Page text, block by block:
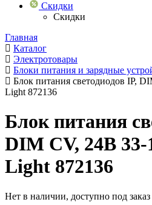
Скидки
Скидки
Главная
Каталог
Электротовары
Блоки питания и зарядные
Блок питания светодиодов IP,
Light 872136
Блок питания
DIM CV, 24В 33-
Light 872136
Нет в наличии, доступно под заказ